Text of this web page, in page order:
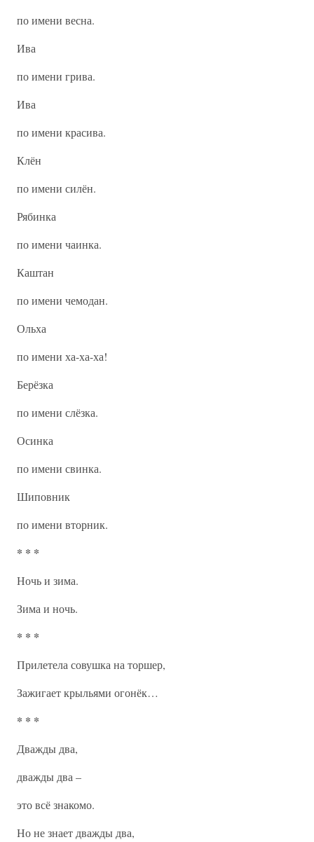
по имени весна.
Ива
по имени грива.
Ива
по имени красива.
Клён
по имени силён.
Рябинка
по имени чаинка.
Каштан
по имени чемодан.
Ольха
по имени ха-ха-ха!
Берёзка
по имени слёзка.
Осинка
по имени свинка.
Шиповник
по имени вторник.
* * *
Ночь и зима.
Зима и ночь.
* * *
Прилетела совушка на торшер,
Зажигает крыльями огонёк…
* * *
Дважды два,
дважды два –
это всё знакомо.
Но не знает дважды два,